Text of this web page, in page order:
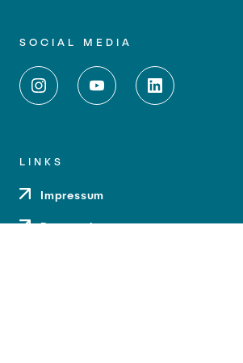
SOCIAL MEDIA
LINKS
Impressum
Datenschutz